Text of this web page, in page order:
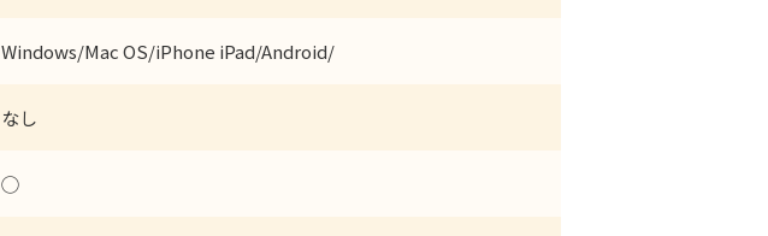
Windows/Mac OS/iPhone iPad/Android/
なし
◯